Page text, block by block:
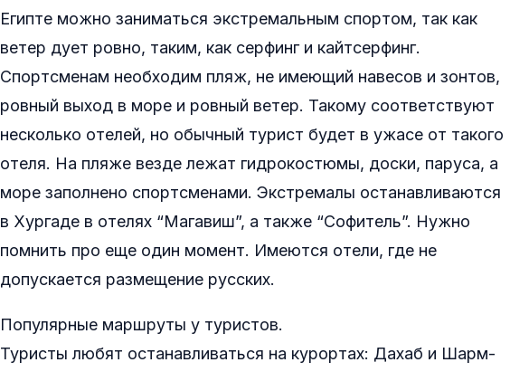
Египте можно заниматься экстремальным спортом, так как
ветер дует ровно, таким, как серфинг и кайтсерфинг.
Спортсменам необходим пляж, не имеющий навесов и зонтов,
ровный выход в море и ровный ветер. Такому соответствуют
несколько отелей, но обычный турист будет в ужасе от такого
отеля. На пляже везде лежат гидрокостюмы, доски, паруса, а
море заполнено спортсменами. Экстремалы останавливаются
в Хургаде в отелях “Магавиш”, а также “Софитель”. Нужно
помнить про еще один момент. Имеются отели, где не
допускается размещение русских.
Популярные маршруты у туристов.
Туристы любят останавливаться на курортах: Дахаб и Шарм-